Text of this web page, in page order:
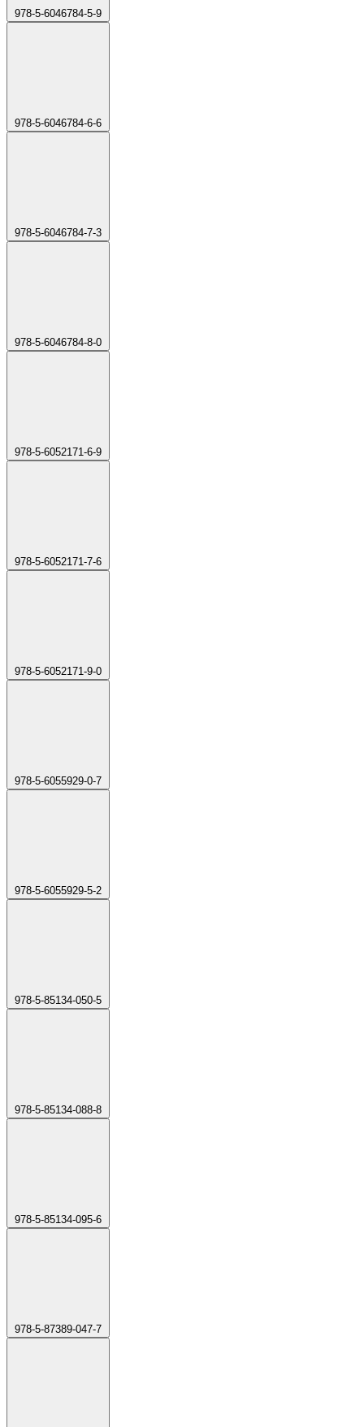
978-5-6046784-5-9
978-5-6046784-6-6
978-5-6046784-7-3
978-5-6046784-8-0
978-5-6052171-6-9
978-5-6052171-7-6
978-5-6052171-9-0
978-5-6055929-0-7
978-5-6055929-5-2
978-5-85134-050-5
978-5-85134-088-8
978-5-85134-095-6
978-5-87389-047-7